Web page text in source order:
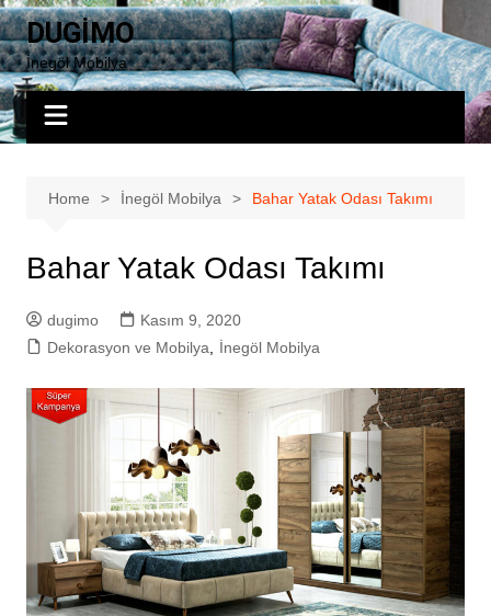
Skip
to
content
DUGİMO
İnegöl Mobilya
Home İnegöl Mobilya Bahar Yatak Odası Takımı
Bahar Yatak Odası Takımı
dugimo
Kasım 9, 2020
Dekorasyon ve Mobilya
İnegöl Mobilya